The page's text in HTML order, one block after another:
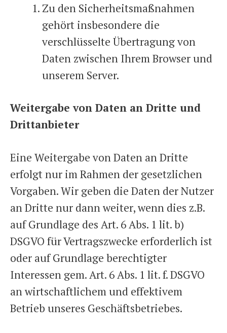
Zu den Sicherheitsmaßnahmen
gehört insbesondere die
verschlüsselte Übertragung von
Daten zwischen Ihrem Browser und
unserem Server.
Weitergabe von Daten an Dritte und
Drittanbieter
Eine Weitergabe von Daten an Dritte
erfolgt nur im Rahmen der gesetzlichen
Vorgaben. Wir geben die Daten der Nutzer
an Dritte nur dann weiter, wenn dies z.B.
auf Grundlage des Art. 6 Abs. 1 lit. b)
DSGVO für Vertragszwecke erforderlich ist
oder auf Grundlage berechtigter
Interessen gem. Art. 6 Abs. 1 lit. f. DSGVO
an wirtschaftlichem und effektivem
Betrieb unseres Geschäftsbetriebes.